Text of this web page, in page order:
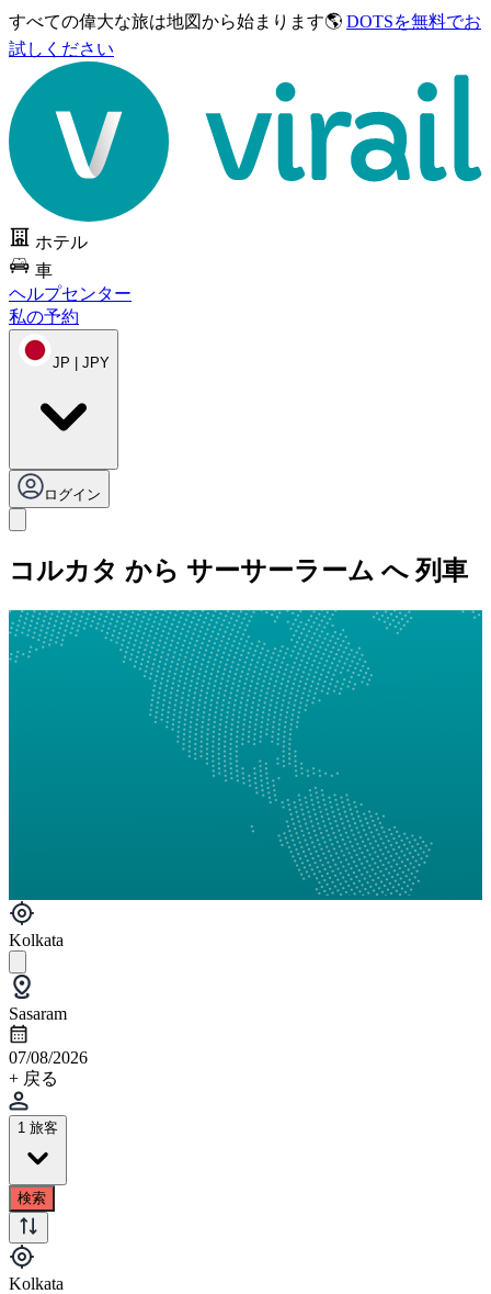
すべての偉大な旅は地図から始まります🌎 DOTSを無料でお
試しください
ホテル
車
ヘルプセンター
私の予約
JP | JPY
ログイン
コルカタ から サーサーラーム へ 列車
Kolkata
Sasaram
07/08/2026
+ 戻る
1 旅客
検索
Kolkata